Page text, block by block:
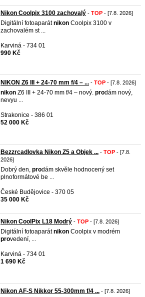
Nikon Coolpix 3100 zachovalý - TOP - [7.8. 2026]
Digitální fotoaparátnikon Coolpix 3100 v
zachovalém st ...
Karviná - 734 01
990 Kč
NIKON Z6 III + 24-70 mm f/4 – ... - TOP - [7.8. 2026]
nikon Z6 III + 24-70 mm f/4 – nový. prodám nový,
nevyu ...
Strakonice - 386 01
52 000 Kč
Bezzrcadlovka Nikon Z5 a Objek ... - TOP - [7.8.
2026]
Dobrý den, prodám skvěle hodnocený set
plnoformátové be ...
České Budějovice - 370 05
35 000 Kč
Nikon CoolPix L18 Modrý - TOP - [7.8. 2026]
Digitální fotoaparátnikon Coolpix v modrém
provedení, ...
Karviná - 734 01
1 690 Kč
Nikon AF-S Nikkor 55-300mm f/4 ... - [7.8. 2026]